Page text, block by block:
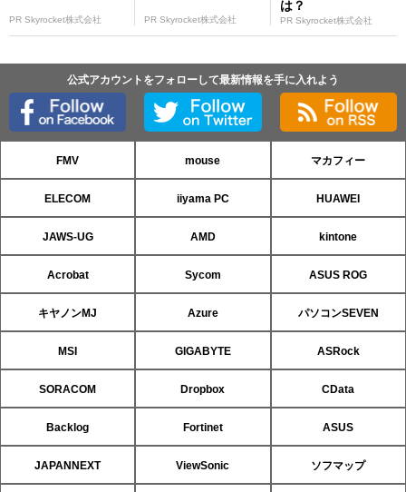
PR Skyrocket株式会社 PR Skyrocket株式会社
は？
PR Skyrocket株式会社
公式アカウントをフォローして最新情報を手に入れよう
FMV mouse マカフィー
ELECOM iiyama PC HUAWEI
JAWS-UG AMD kintone
Acrobat Sycom ASUS ROG
キヤノンMJ Azure パソコンSEVEN
MSI GIGABYTE ASRock
SORACOM Dropbox CData
Backlog Fortinet ASUS
JAPANNEXT ViewSonic ソフマップ